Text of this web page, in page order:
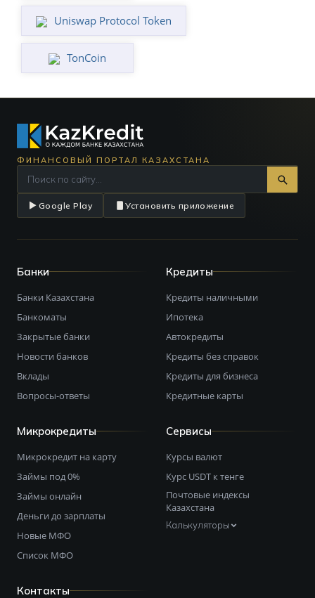
Uniswap Protocol Token
TonCoin
ФИНАНСОВЫЙ ПОРТАЛ КАЗАХСТАНА
Google Play Установить приложение
Банки
Банки Казахстана
Банкоматы
Закрытые банки
Новости банков
Вклады
Вопросы-ответы
Кредиты
Кредиты наличными
Ипотека
Автокредиты
Кредиты без справок
Кредиты для бизнеса
Кредитные карты
Микрокредиты
Микрокредит на карту
Займы под 0%
Займы онлайн
Деньги до зарплаты
Новые МФО
Список МФО
Сервисы
Курсы валют
Курс USDT к тенге
Почтовые индексы
Казахстана
Калькуляторы
Контакты